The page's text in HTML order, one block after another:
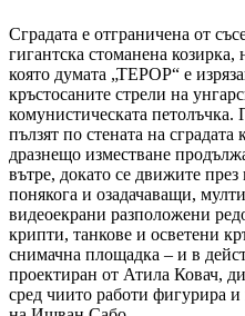
Сградата е отграничена от
гигантска стоманена
която думата „ТЕРОР“ е
кръстосаните стрели на
комунистическата
пълзят по стената на
дразнещо изместване
вътре, докато се движите
понякога и озадачаващи,
видеоекрани разположени
крипти, танкове и осветени
снимачна площадка – и в
проектиран от Атила Ковач,
сред чиито работи фигурира